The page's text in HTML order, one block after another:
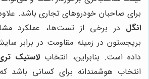
برای صاحبان خودروهای تجاری باشد.
انگل در برخی از تست‌ها، عملکرد
بریجستون در زمینه مقاومت در برابر
داده است. بنابراین، انتخاب لاستیک
انتخاب هوشمندانه برای کسانی باشد